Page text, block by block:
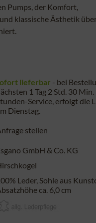
Pumps, der Komfort,
klassische Ästhetik
lieferbar - bei
1 Tag 2 Std. 30 Min.
Service, erfolgt die
Dienstag.
stellen
GmbH & Co. KG
Leder, Sohle aus
ca. 6,0 cm